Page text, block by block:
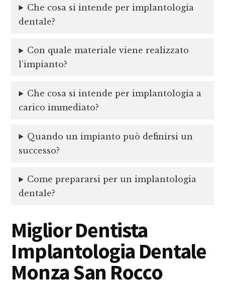
Che cosa si intende per implantologia
dentale?
Con quale materiale viene realizzato
l’impianto?
Che cosa si intende per implantologia a
carico immediato?
Quando un impianto può definirsi un
successo?
Come prepararsi per un implantologia
dentale?
Miglior Dentista
Implantologia Dentale
Monza San Rocco